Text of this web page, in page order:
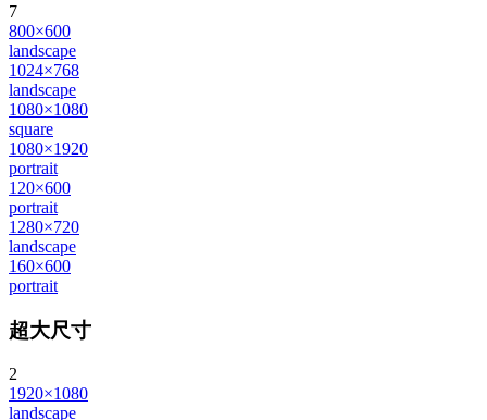
7
800×600
landscape
1024×768
landscape
1080×1080
square
1080×1920
portrait
120×600
portrait
1280×720
landscape
160×600
portrait
超大尺寸
2
1920×1080
landscape